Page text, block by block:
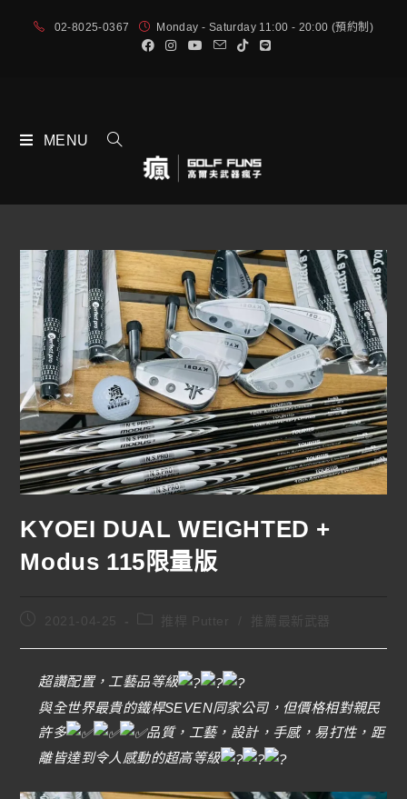
02-8025-0367 Monday - Saturday 11:00 - 20:00 (預約制)
MENU
KYOEI DUAL WEIGHTED +
Modus 115限量版
超讚配置，工藝品等級
與全世界最貴的鐵桿SEVEN同家公司，但價格相對親民
許多
品質，工藝，設計，手感，易打性，距
離皆達到令人感動的超高等級